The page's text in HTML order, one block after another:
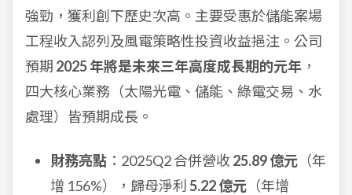
強勁，獲利創下歷史次高。主要受惠於儲能案場
工程收入認列及風電策略性投資收益挹注。公司
預期 2025 年將是未來三年高度成長期的元年 ，
四大核心業務（太陽光電、儲能、綠電交易、水
處理）皆預期成長。
財務亮點 ：2025Q2 合併營收25.89 億元 （年
增 156%），歸母淨利 5.22 億元 （年增